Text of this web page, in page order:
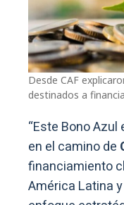
Desde CAF
destinados a
“Este Bono
en el camino de
financiamiento
América Latina